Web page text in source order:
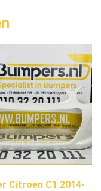
Citroen C1 2014-